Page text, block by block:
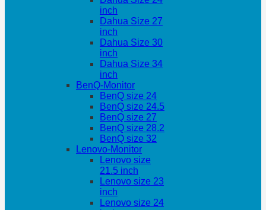
inch
Dahua Size 27
inch
Dahua Size 30
inch
Dahua Size 34
inch
BenQ-Monitor
BenQ size 24
BenQ size 24.5
BenQ size 27
BenQ size 28.2
BenQ size 32
Lenovo-Monitor
Lenovo size
21.5 inch
Lenovo size 23
inch
Lenovo size 24